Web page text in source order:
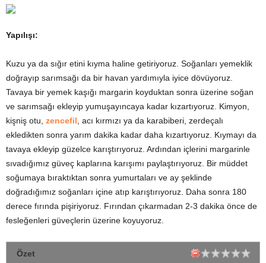
Yapılışı:
Kuzu ya da sığır etini kıyma haline getiriyoruz. Soğanları yemeklik
doğrayıp sarımsağı da bir havan yardımıyla iyice dövüyoruz.
Tavaya bir yemek kaşığı margarin koyduktan sonra üzerine soğan
ve sarımsağı ekleyip yumuşayıncaya kadar kızartıyoruz. Kimyon,
kişniş otu, zencefil, acı kırmızı ya da karabiberi, zerdeçalı
ekledikten sonra yarım dakika kadar daha kızartıyoruz. Kıymayı da
tavaya ekleyip güzelce karıştırıyoruz. Ardından içlerini margarinle
sıvadığımız güveç kaplarına karışımı paylaştırıyoruz. Bir müddet
soğumaya bıraktıktan sonra yumurtaları ve ay şeklinde
doğradığımız soğanları içine atıp karıştırıyoruz. Daha sonra 180
derece fırında pişiriyoruz. Fırından çıkarmadan 2-3 dakika önce de
fesleğenleri güveçlerin üzerine koyuyoruz.
Özet